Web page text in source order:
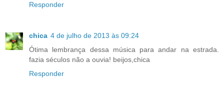
Responder
chica 4 de julho de 2013 às 09:24
Ótima lembrança dessa música para andar na estrada.
fazia séculos não a ouvia! beijos,chica
Responder